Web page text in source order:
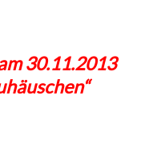
30.11.2013